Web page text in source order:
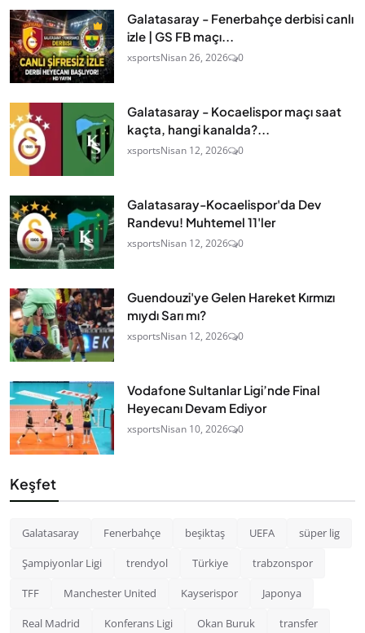
Galatasaray - Fenerbahçe derbisi canlı
izle | GS FB maçı...
xsportsNisan 26, 2026 0
Galatasaray - Kocaelispor maçı saat
kaçta, hangi kanalda?...
xsportsNisan 12, 2026 0
Galatasaray-Kocaelispor'da Dev
Randevu! Muhtemel 11'ler
xsportsNisan 12, 2026 0
Guendouzi'ye Gelen Hareket Kırmızı
mıydı Sarı mı?
xsportsNisan 12, 2026 0
Vodafone Sultanlar Ligi’nde Final
Heyecanı Devam Ediyor
xsportsNisan 10, 2026 0
Keşfet
Galatasaray Fenerbahçe beşiktaş UEFA süper lig
Şampiyonlar Ligi trendyol Türkiye trabzonspor
TFF Manchester United Kayserispor Japonya
Real Madrid Konferans Ligi Okan Buruk transfer